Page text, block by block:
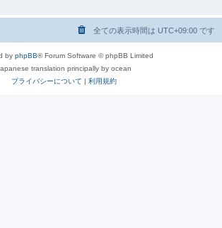
全ての表示時間は UTC+09:00 です
by phpBB® Forum Software © phpBB Limited
translation principally by ocean
プライバシーについて | 利用規約